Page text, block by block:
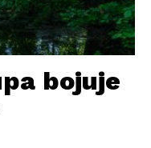
bojuje